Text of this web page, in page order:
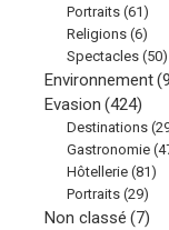
Portraits (61)
Religions (6)
Spectacles (50)
Environnement
Evasion (424)
Destinations
Gastronomie
Hôtellerie (81)
Portraits (29)
Non classé (7)